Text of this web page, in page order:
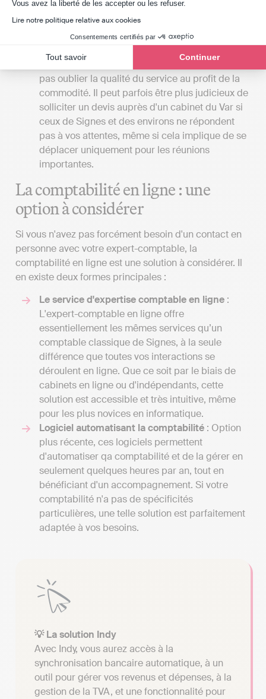
Vous avez la liberté de les accepter ou les refuser.
Lire notre politique relative aux cookies
Consentements certifiés par
Tout savoir Continuer
La proximité du cabinet: Si vous privilégiez les
rencontres en personne avec votre expert-
comptable, il serait avantageux que le cabinet
de travail ou de résidence. Cependant, il ne faut
pas oublier la qualité du service au profit de la
commodité. Il peut parfois être plus judicieux de
solliciter un devis auprès d'un cabinet du Var si
ceux de Signes et des environs ne répondent
pas à vos attentes, même si cela implique de se
déplacer uniquement pour les réunions
importantes.
La comptabilité en ligne : une
option à considérer
Si vous n'avez pas forcément besoin d'un contact en
personne avec votre expert-comptable, la
comptabilité en ligne est une solution à considérer. Il
en existe deux formes principales :
Le service d'expertise comptable en ligne :
L'expert-comptable en ligne offre
essentiellement les mêmes services qu’un
comptable classique de Signes, à la seule
différence que toutes vos interactions se
déroulent en ligne. Que ce soit par le biais de
cabinets en ligne ou d'indépendants, cette
solution est accessible et très intuitive, même
pour les plus novices en informatique.
Logiciel automatisant la comptabilité : Option
plus récente, ces logiciels permettent
d'automatiser qa comptabilité et de la gérer en
seulement quelques heures par an, tout en
bénéficiant d'un accompagnement. Si votre
comptabilité n'a pas de spécificités
particulières, une telle solution est parfaitement
adaptée à vos besoins.
💡 La solution Indy
Avec Indy, vous aurez accès à la
synchronisation bancaire automatique, à un
outil pour gérer vos revenus et dépenses, à la
gestion de la TVA, et une fonctionnalité pour